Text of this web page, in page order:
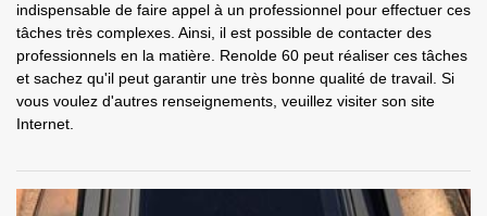
indispensable de faire appel à un professionnel pour effectuer ces
tâches très complexes. Ainsi, il est possible de contacter des
professionnels en la matière. Renolde 60 peut réaliser ces tâches
et sachez qu'il peut garantir une très bonne qualité de travail. Si
vous voulez d'autres renseignements, veuillez visiter son site
Internet.